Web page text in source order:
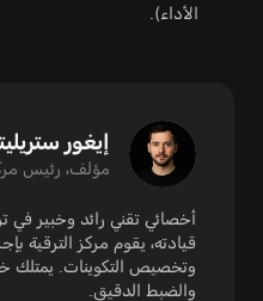
الأداء).
إيغور
مؤلف، رئيس
أخصائي تقني رائد وخبير في
قيادته، يقوم مركز الترقية
وتخصيص التكوينات. يمتلك
والضبط الدقيق.